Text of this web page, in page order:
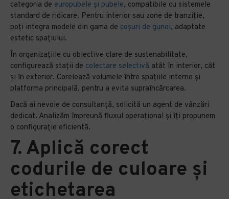
categoria de europubele și pubele, compatibile cu sistemele
standard de ridicare. Pentru interior sau zone de tranziție,
poți integra modele din gama de coșuri de gunoi, adaptate
estetic spațiului.
În organizațiile cu obiective clare de sustenabilitate,
configurează stații de colectare selectivă atât în interior, cât
și în exterior. Corelează volumele între spațiile interne și
platforma principală, pentru a evita supraîncărcarea.
Dacă ai nevoie de consultanță, solicită un agent de vânzări
dedicat. Analizăm împreună fluxul operațional și îți propunem
o configurație eficientă.
7. Aplică corect
codurile de culoare și
etichetarea